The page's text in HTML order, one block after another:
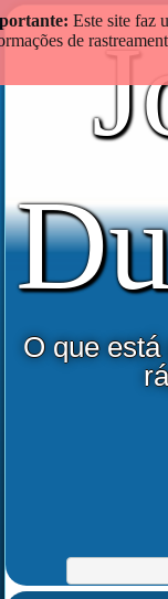
O que
Este site faz
de